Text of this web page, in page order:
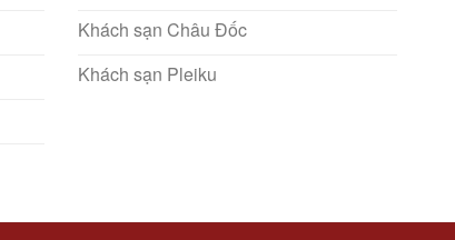
Khách sạn Châu Đốc
Khách sạn Pleiku